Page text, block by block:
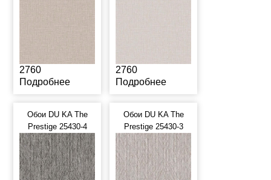
2760
Подробнее
2760
Подробнее
Обои DU KA The
Prestige 25430-4
Обои DU KA The
Prestige 25430-3